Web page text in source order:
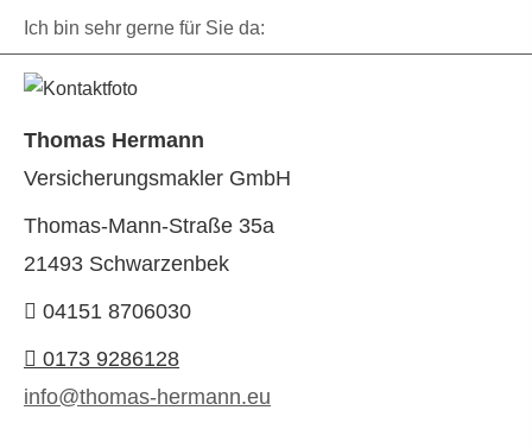
Ich bin sehr gerne für Sie da:
Thomas Hermann
Ver­sicherungs­makler GmbH
Thomas-Mann-Straße 35a
21493 Schwarzenbek
04151 8706030
0173 9286128
info@thomas-hermann.eu